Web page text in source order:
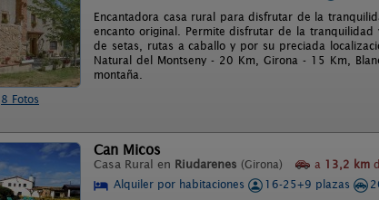
8 Fotos
Encantadora casa rural para disfrutar de la
encanto original. Permite disfrutar de la
de setas, rutas a caballo y por su preciada
Natural del Montseny - 20 Km, Girona - 15 Km,
montaña.
Can Micos
Casa Rural en Riudarenes (Girona) a 13,2 km
Alquiler por habitaciones
16-25+9 plazas